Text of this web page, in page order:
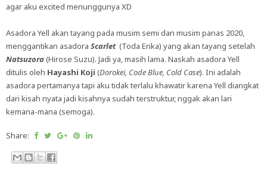
agar aku excited menunggunya XD
Asadora Yell akan tayang pada musim semi dan musim panas 2020,
menggantikan asadora Scarlet(Toda Erika) yang akan tayang setelah
Natsuzora(Hirose Suzu). Jadi ya, masih lama. Naskah asadora Yell
ditulis oleh Hayashi Koji (Dorokei, Code Blue, Cold Case). Ini adalah
asadora pertamanya tapi aku tidak terlalu khawatir karena Yell diangkat
dari kisah nyata jadi kisahnya sudah terstruktur, nggak akan lari
kemana-mana (semoga).
Share: